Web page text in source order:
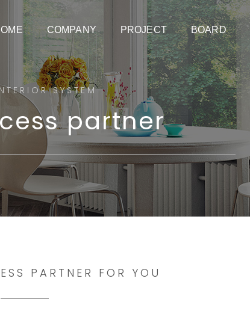
COMPANY PROJECT BOARD
SYSTEM
partner
PARTNER FOR YOU